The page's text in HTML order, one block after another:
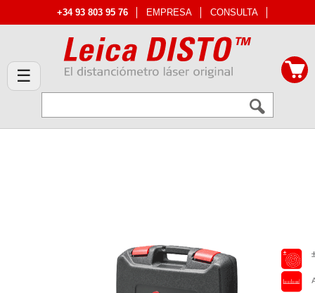
+34 93 803 95 76 EMPRESA CONSULTA
☰